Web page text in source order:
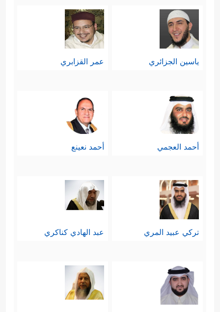
ياسين الجزائري عمر القزابري
أحمد العجمي أحمد نعينع
تركي عبيد المري عبد الهادي كناكري